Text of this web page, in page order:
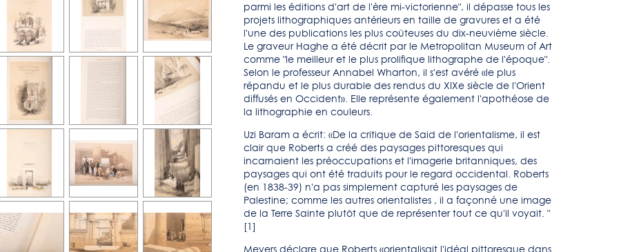
parmi les éditions d'art de l'ère mi-victorienne", il dépasse tous les
projets lithographiques antérieurs en taille de gravures et a été
l'une des publications les plus coûteuses du dix-neuvième siècle.
Le graveur Haghe a été décrit par le Metropolitan Museum of Art
comme "le meilleur et le plus prolifique lithographe de l'époque".
Selon le professeur Annabel Wharton, il s'est avéré «le plus
répandu et le plus durable des rendus du XIXe siècle de l'Orient
diffusés en Occident». Elle représente également l'apothéose de
la lithographie en couleurs.
Uzi Baram a écrit: «De la critique de Said de l'orientalisme, il est
clair que Roberts a créé des paysages pittoresques qui
incarnaient les préoccupations et l'imagerie britanniques, des
paysages qui ont été traduits pour le regard occidental. Roberts
(en 1838-39) n'a pas simplement capturé les paysages de
Palestine; comme les autres orientalistes , il a façonné une image
de la Terre Sainte plutôt que de représenter tout ce qu'il voyait. "
[1]
Meyers déclare que Roberts «orientalisait l'idéal pittoresque dans